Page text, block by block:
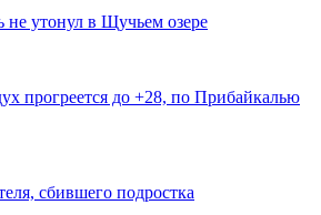
не утонул в Щучьем озере
прогреется до +28, по Прибайкалью
сбившего подростка